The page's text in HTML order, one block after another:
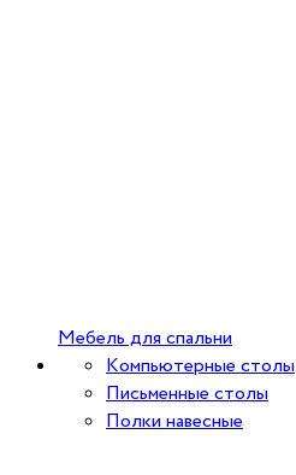
Мебель для спальни
Компьютерные столы
Письменные столы
Полки навесные